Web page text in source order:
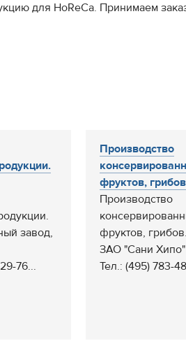
для HoReCa. Принимаем
завод,
76...
Производство
фруктов,
Производство
фруктов, грибов.
ЗАО "Сани Хипо"
Тел.: (495) 783-